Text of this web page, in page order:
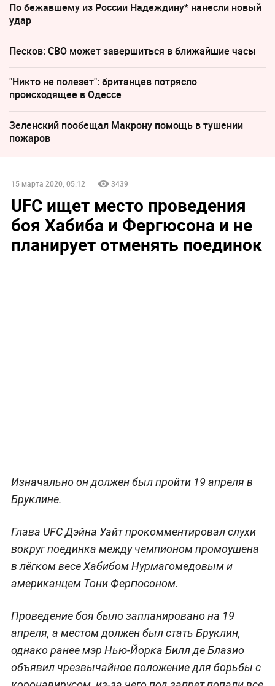
По бежавшему из России Надеждину* нанесли новый
удар
Песков: СВО может завершиться в ближайшие часы
"Никто не полезет": британцев потрясло
происходящее в Одессе
Зеленский пообещал Макрону помощь в тушении
пожаров
15 марта 2020, 05:12 3439
UFC ищет место проведения
боя Хабиба и Фергюсона и не
планирует отменять поединок
Изначально он должен был пройти 19 апреля в
Бруклине.
Глава UFC Дэйна Уайт прокомментировал слухи
вокруг поединка между чемпионом промоушена
в лёгком весе Хабибом Нурмагомедовым и
американцем Тони Фергюсоном.
Проведение боя было запланировано на 19
апреля, а местом должен был стать Бруклин,
однако ранее мэр Нью-Йорка Билл де Блазио
объявил чрезвычайное положение для борьбы с